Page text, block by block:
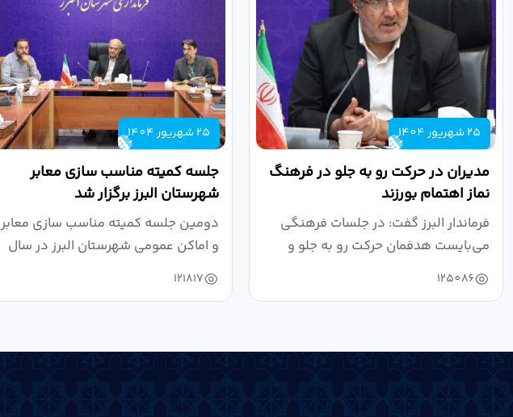
25 شهریور 1404
مدیران در حرکت رو به جلو در فرهنگ
نماز اهتمام بورزند
فرماندار البرز گفت: در جلسات فرهنگی
می‌بایست هدفمان حرکت رو به جلو و
دستیابی...
125086
25 شهریور 1404
جلسه کمیته مناسب سازی معابر
شهرستان البرز برگزار شد
دومین جلسه کمیته مناسب سازی معابر
و اماکن عمومی شهرستان البرز در سال
۱۴۰۴ به...
121817